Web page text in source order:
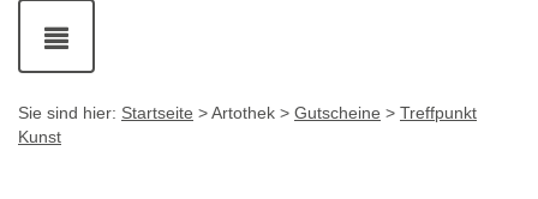
Navigation
ein-
und
Sie sind hier: Startseite > Artothek > Gutscheine > Treffpunkt
Kunst